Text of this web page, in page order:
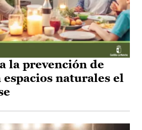
la prevención de
naturales el